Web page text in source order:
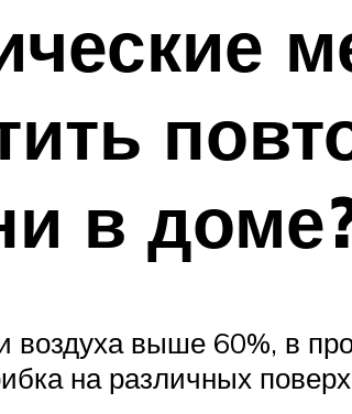
в
воздуха выше 60%, в
на различных